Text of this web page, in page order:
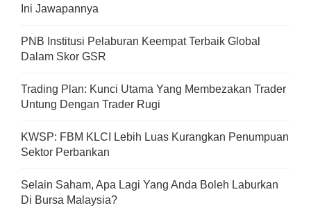
Ini Jawapannya
PNB Institusi Pelaburan Keempat Terbaik Global
Dalam Skor GSR
Trading Plan: Kunci Utama Yang Membezakan Trader
Untung Dengan Trader Rugi
KWSP: FBM KLCI Lebih Luas Kurangkan Penumpuan
Sektor Perbankan
Selain Saham, Apa Lagi Yang Anda Boleh Laburkan
Di Bursa Malaysia?